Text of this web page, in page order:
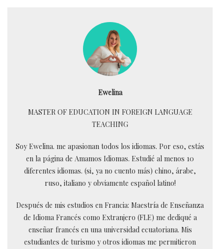
Ewelina
MASTER OF EDUCATION IN FOREIGN LANGUAGE
TEACHING
Soy Ewelina. me apasionan todos los idiomas. Por eso, estás
en la página de Amamos Idiomas. Estudié al menos 10
diferentes idiomas. (si, ya no cuento más) chino, árabe,
ruso, italiano y obviamente español latino!
Después de mis estudios en Francia: Maestría de Enseñanza
de Idioma Francés como Extranjero (FLE) me dediqué a
enseñar francés en una universidad ecuatoriana. Mis
estudiantes de turismo y otros idiomas me permitieron